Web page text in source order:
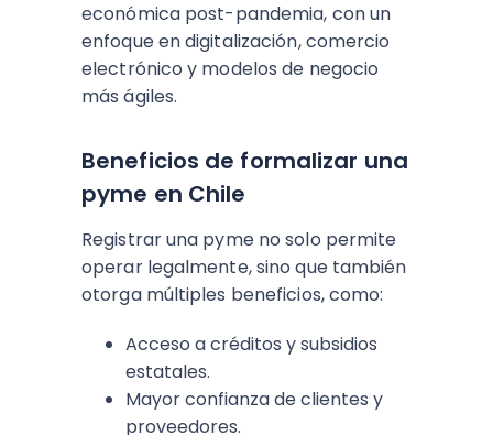
económica post-pandemia, con un
enfoque en digitalización, comercio
electrónico y modelos de negocio
más ágiles.
Beneficios de formalizar una
pyme en Chile
Registrar una pyme no solo permite
operar legalmente, sino que también
otorga múltiples beneficios, como:
Acceso a créditos y subsidios
estatales.
Mayor confianza de clientes y
proveedores.